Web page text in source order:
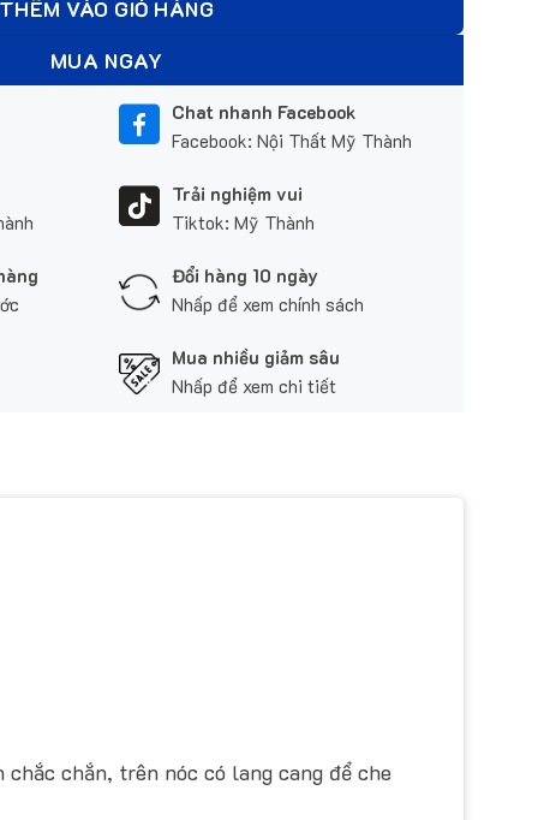
THÊM VÀO GIỎ HÀNG
MUA NGAY
Chat nhanh Facebook
Facebook: Nội Thất Mỹ Thành
Trải nghiệm vui
Tiktok: Mỹ Thành
Đổi hàng 10 ngày
Nhấp để xem chính sách
Mua nhiều giảm sâu
Nhấp để xem chi tiết
chắn, trên nóc có lang cang để che